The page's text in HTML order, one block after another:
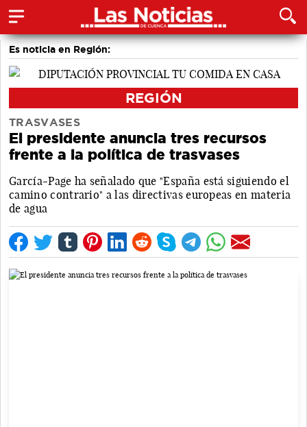
Es noticia en Región:
REGIÓN
TRASVASES
El presidente anuncia tres recursos
frente a la política de trasvases
García-Page ha señalado que "España está siguiendo el
camino contrario" a las directivas europeas en materia
de agua